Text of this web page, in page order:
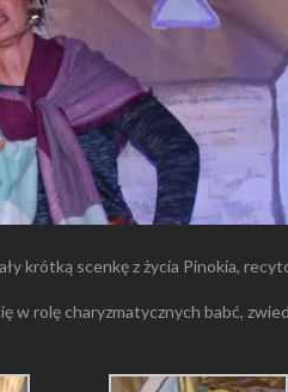
krótką scenkę z życia Pinokia,
rolę charyzmatycznych babć,